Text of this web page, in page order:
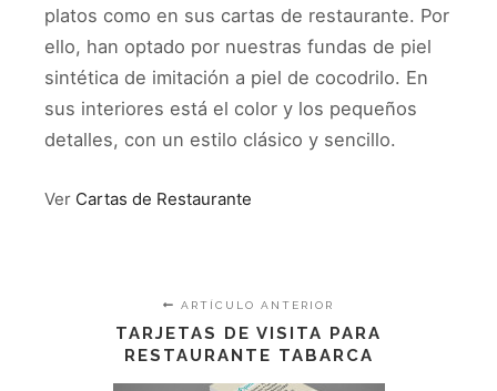
platos como en sus cartas de restaurante. Por
ello, han optado por nuestras fundas de piel
sintética de imitación a piel de cocodrilo. En
sus interiores está el color y los pequeños
detalles, con un estilo clásico y sencillo.
Ver Cartas de Restaurante
ARTÍCULO ANTERIOR
TARJETAS DE VISITA PARA
RESTAURANTE TABARCA